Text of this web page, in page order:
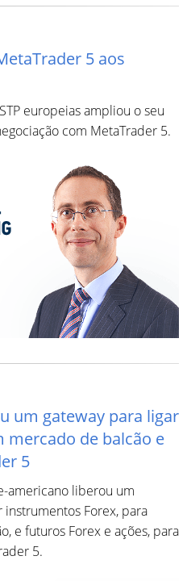
5 aos
europeias ampliou o seu
com MetaTrader 5.
um gateway para ligar
mercado de balcão e
5
americano liberou um
instrumentos Forex, para
e futuros Forex e ações, para
5.